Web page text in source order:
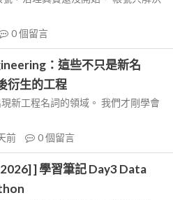
0個留言
：這些不只是新名
衍生的工程
新工程名詞的領域。 我們才剛學會
前 0個留言
] 學習筆記 Day3 Data